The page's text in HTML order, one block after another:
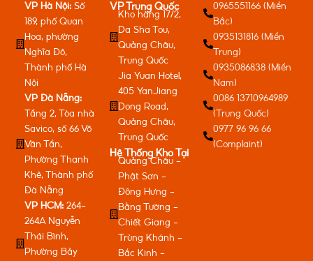
VP Hà Nội: Số
189, phố Quan
Hoa, phường
Nghĩa Đô,
Thành phố Hà
Nội
VP Đà Nẵng:
Tầng 2, Tòa nhà
Savico, số 66 Võ
Văn Tần,
Phường Thanh
Khê, Thành phố
Đà Nẵng
VP HCM: 264-
264A Nguyễn
Thái Bình,
Phường Bảy
VP Trung Quốc
Kho hàng 17/2,
Da Sha Tou,
Quảng Châu,
Trung Quốc
Jia Yuan Hotel,
405 YanJiang
Dong Road,
Quảng Châu,
Trung Quốc
Hệ Thống Kho Tại
Quảng Châu -
Phật Sơn -
Đông Hưng -
Bằng Tường -
Chiết Giang -
Trùng Khánh -
Bắc Kinh -
0965551166 (Miền
Bắc)
0935131816 (Miền
Trung)
0935086838 (Miền
Nam)
0086 13710964989
(Trung Quốc)
0977 96 96 66
(Complaint)